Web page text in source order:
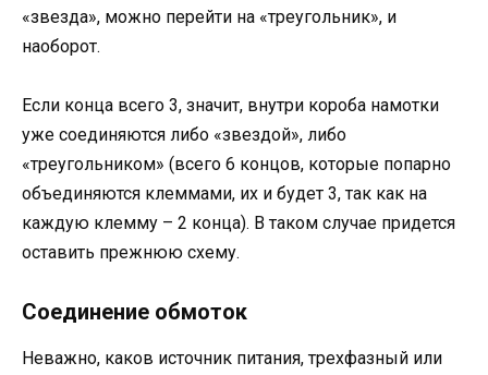
«звезда», можно перейти на «треугольник», и
наоборот.
Если конца всего 3, значит, внутри короба намотки
уже соединяются либо «звездой», либо
«треугольником» (всего 6 концов, которые попарно
объединяются клеммами, их и будет 3, так как на
каждую клемму – 2 конца). В таком случае придется
оставить прежнюю схему.
Соединение обмоток
Неважно, каков источник питания, трехфазный или